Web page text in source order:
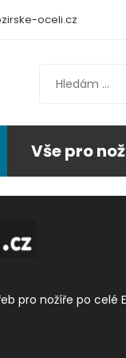
oceli.cz
Vše pro
pro nožíře po celé